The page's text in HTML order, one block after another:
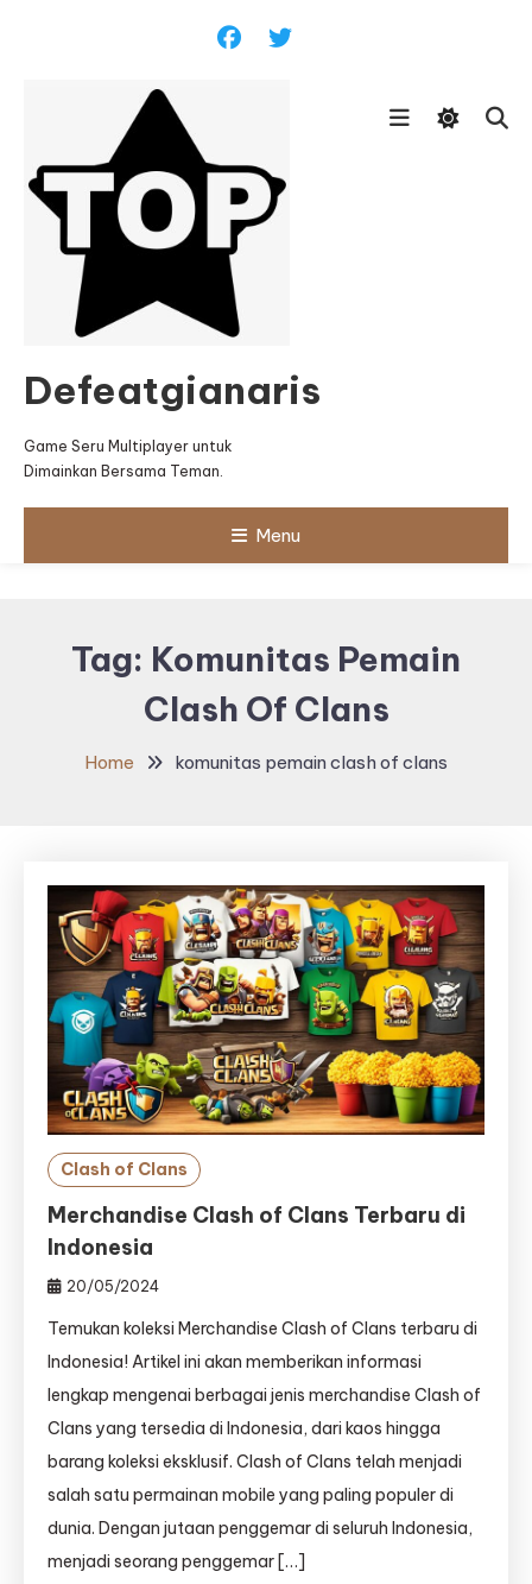
Defeatgianaris
Game Seru Multiplayer untuk
Dimainkan Bersama Teman.
Menu
Tag: Komunitas Pemain
Clash Of Clans
Home komunitas pemain clash of clans
Clash of Clans
Merchandise Clash of Clans Terbaru di
Indonesia
20/05/2024
Temukan koleksi Merchandise Clash of Clans terbaru di
Indonesia! Artikel ini akan memberikan informasi
lengkap mengenai berbagai jenis merchandise Clash of
Clans yang tersedia di Indonesia, dari kaos hingga
barang koleksi eksklusif. Clash of Clans telah menjadi
salah satu permainan mobile yang paling populer di
dunia. Dengan jutaan penggemar di seluruh Indonesia,
menjadi seorang penggemar […]